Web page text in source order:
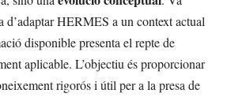
d’adaptar HERMES a un context actual
disponible presenta el repte de
aplicable. L’objectiu és proporcionar
rigorós i útil per a la presa de